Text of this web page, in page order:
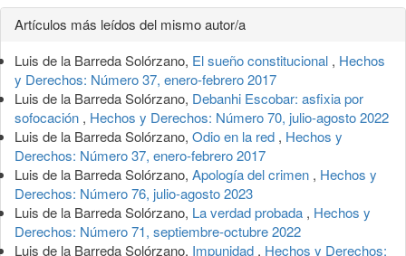
Detalles
del
artículo
Artículos más leídos del mismo autor/a
Luis de la Barreda Solórzano, El sueño constitucional , Hechos
y Derechos: Número 37, enero-febrero 2017
Luis de la Barreda Solórzano, Debanhi Escobar: asfixia por
sofocación , Hechos y Derechos: Número 70, julio-agosto 2022
Luis de la Barreda Solórzano, Odio en la red , Hechos y
Derechos: Número 37, enero-febrero 2017
Luis de la Barreda Solórzano, Apología del crimen , Hechos y
Derechos: Número 76, julio-agosto 2023
Luis de la Barreda Solórzano, La verdad probada , Hechos y
Derechos: Número 71, septiembre-octubre 2022
Luis de la Barreda Solórzano, Impunidad , Hechos y Derechos: